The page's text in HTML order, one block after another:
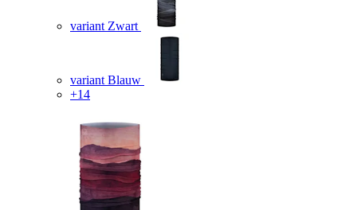
variant Zwart
variant Blauw
+14